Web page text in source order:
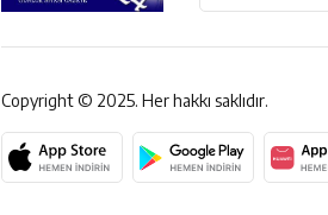
Copyright © 2025. Her hakkı saklıdır.